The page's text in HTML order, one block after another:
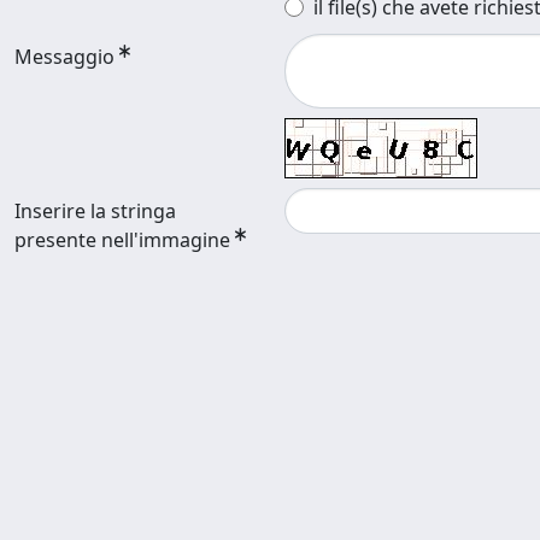
il file(s) che avete
Messaggio
Inserire la stringa
presente nell'immagine